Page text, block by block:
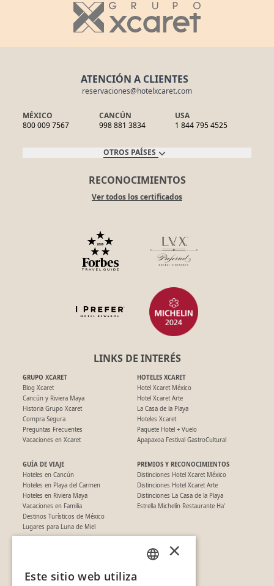
ATENCIÓN A CLIENTES
reservaciones@hotelxcaret.com
MÉXICO
800 009 7567
CANCÚN
998 881 3834
USA
1 844 795 4525
OTROS PAÍSES
RECONOCIMIENTOS
Ver todos los certificados
LINKS DE INTERÉS
GRUPO XCARET
Blog Xcaret
Cancún y Riviera Maya
Historia Grupo Xcaret
Compra Segura
Preguntas Frecuentes
Vacaciones en Xcaret
HOTELES XCARET
Hotel Xcaret México
Hotel Xcaret Arte
La Casa de la Playa
Hoteles Xcaret
Paquete Hotel + Vuelo
Apapaxoa Festival GastroCultural
GUÍA DE VIAJE
Hoteles en Cancún
Hoteles en Playa del Carmen
Hoteles en Riviera Maya
Vacaciones en Familia
Destinos Turísticos de México
Lugares para Luna de Miel
PREMIOS Y RECONOCIMIENTOS
Distinciones Hotel Xcaret México
Distinciones Hotel Xcaret Arte
Distinciones La Casa de la Playa
Estrella Michelín Restaurante Ha'
SÍGUENOS EN REDES
×
Este sitio web utiliza